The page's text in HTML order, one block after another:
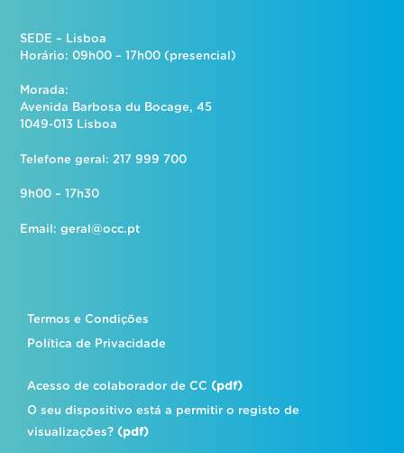
SEDE – Lisboa
Horário: 09h00 – 17h00 (presencial)
Morada:
Avenida Barbosa du Bocage, 45
1049-013 Lisboa
Telefone geral: 217 999 700
9h00 – 17h30
Email:geral@occ.pt
Termos e Condições
Política de Privacidade
Acesso de colaborador de CC(pdf)
O seu dispositivo está a permitir o registo de
visualizações?(pdf)